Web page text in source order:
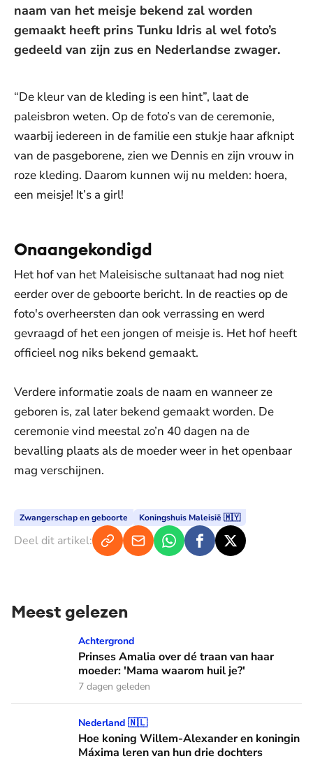
naam van het meisje bekend zal worden
gemaakt heeft prins Tunku Idris al wel foto’s
gedeeld van zijn zus en Nederlandse zwager.
“De kleur van de kleding is een hint”, laat de
paleisbron weten. Op de foto’s van de ceremonie,
waarbij iedereen in de familie een stukje haar afknipt
van de pasgeborene, zien we Dennis en zijn vrouw in
roze kleding. Daarom kunnen wij nu melden: hoera,
een meisje! It’s a girl!
Onaangekondigd
Het hof van het Maleisische sultanaat had nog niet
eerder over de geboorte bericht. In de reacties op de
foto's overheersten dan ook verrassing en werd
gevraagd of het een jongen of meisje is. Het hof heeft
officieel nog niks bekend gemaakt.
Verdere informatie zoals de naam en wanneer ze
geboren is, zal later bekend gemaakt worden. De
ceremonie vind meestal zo’n 40 dagen na de
bevalling plaats als de moeder weer in het openbaar
mag verschijnen.
Zwangerschap en geboorte Koningshuis Maleisië 🇲🇾
Deel dit artikel:
Meest gelezen
Prinses Amalia over dé traan van haar moeder: 'Mama
Achtergrond
Prinses Amalia over dé traan van haar
moeder: 'Mama waarom huil je?'
7 dagen geleden
Hoe koning Willem-Alexander en koningin Máxima leren
Nederland 🇳🇱
Hoe koning Willem-Alexander en koningin
Máxima leren van hun drie dochters